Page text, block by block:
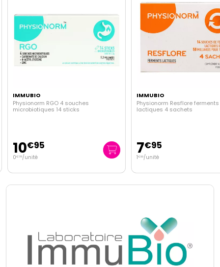
IMMUBIO
Physionorm RGO 4 souches
microbiotiques 14 sticks
10€95
0€78/unité
IMMUBIO
Physionorm Resflore ferments
lactiques 4 sachets
7€95
1€99/unité